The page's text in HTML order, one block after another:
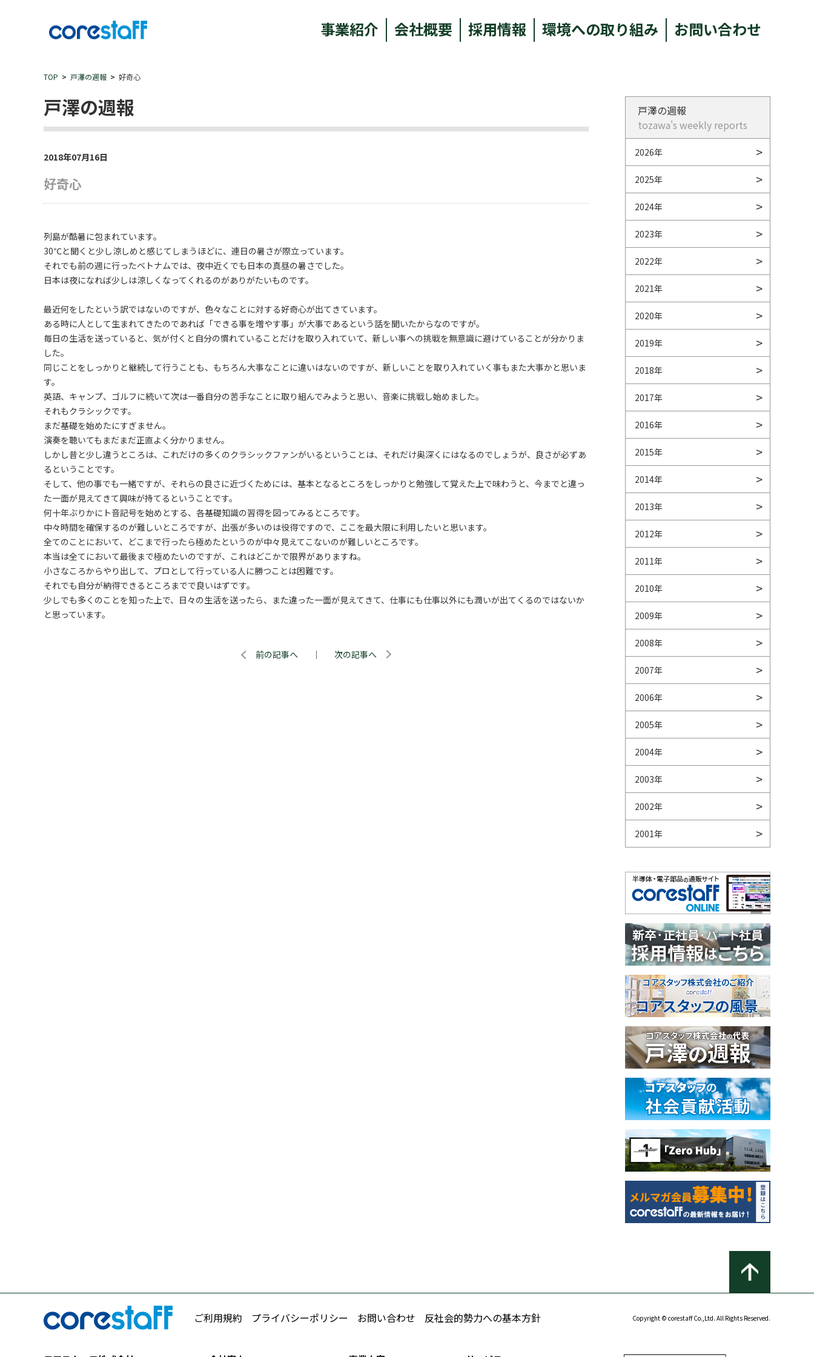
事業紹介 会社概要 採用情報 環境への取り組み お問い合わせ
TOP 戸澤の週報 好奇心
戸澤の週報
2018年07月16日
好奇心
列島が酷暑に包まれています。
30℃と聞くと少し涼しめと感じてしまうほどに、連日の暑さが際立っています。
それでも前の週に行ったベトナムでは、夜中近くでも日本の真昼の暑さでした。
日本は夜になれば少しは涼しくなってくれるのがありがたいものです。
最近何をしたという訳ではないのですが、色々なことに対する好奇心が出てきています。
ある時に人として生まれてきたのであれば「できる事を増やす事」が大事であるという話を聞いたからなのですが。
毎日の生活を送っていると、気が付くと自分の慣れていることだけを取り入れていて、新しい事への挑戦を無意識に避けていることが分かりま
した。
同じことをしっかりと継続して行うことも、もちろん大事なことに違いはないのですが、新しいことを取り入れていく事もまた大事かと思いま
す。
英語、キャンプ、ゴルフに続いて次は一番自分の苦手なことに取り組んでみようと思い、音楽に挑戦し始めました。
それもクラシックです。
まだ基礎を始めたにすぎません。
演奏を聴いてもまだまだ正直よく分かりません。
しかし昔と少し違うところは、これだけの多くのクラシックファンがいるということは、それだけ奥深くにはなるのでしょうが、良さが必ずあ
るということです。
そして、他の事でも一緒ですが、それらの良さに近づくためには、基本となるところをしっかりと勉強して覚えた上で味わうと、今までと違っ
た一面が見えてきて興味が持てるということです。
何十年ぶりかにト音記号を始めとする、各基礎知識の習得を図ってみるところです。
中々時間を確保するのが難しいところですが、出張が多いのは役得ですので、ここを最大限に利用したいと思います。
全てのことにおいて、どこまで行ったら極めたというのが中々見えてこないのが難しいところです。
本当は全てにおいて最後まで極めたいのですが、これはどこかで限界がありますね。
小さなころからやり出して、プロとして行っている人に勝つことは困難です。
それでも自分が納得できるところまでで良いはずです。
少しでも多くのことを知った上で、日々の生活を送ったら、また違った一面が見えてきて、仕事にも仕事以外にも潤いが出てくるのではないか
と思っています。
前の記事へ ｜ 次の記事へ
戸澤の週報
tozawa's weekly reports
2026年
2025年
2024年
2023年
2022年
2021年
2020年
2019年
2018年
2017年
2016年
2015年
2014年
2013年
2012年
2011年
2010年
2009年
2008年
2007年
2006年
2005年
2004年
2003年
2002年
2001年
ご利用規約 プライバシーポリシー お問い合わせ 反社会的勢力への基本方針 Copyright © corestaff Co.,Ltd. All Rights Reserved.